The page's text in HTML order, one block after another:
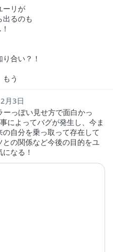
ーリが
出るのも
合い？！
う
2月3日
ーっぽい見せ方で面白かっ
によってバグが発生し、今ま
自分を乗っ取って存在して
の関係など今後の目的をユ
なる！